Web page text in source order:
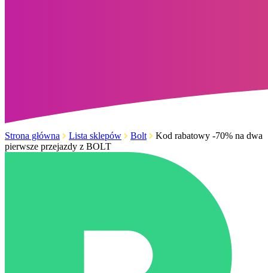
Strona główna Lista sklepów Bolt
Kod rabatowy -70% na dwa
pierwsze przejazdy z BOLT